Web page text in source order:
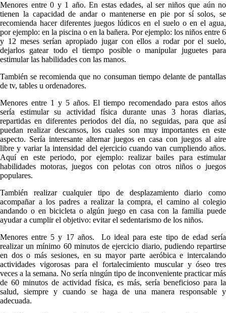
Menores entre 0 y 1 año. En estas edades, al ser niños que aún no
tienen la capacidad de andar o mantenerse en pie por sí solos, se
recomienda hacer diferentes juegos lúdicos en el suelo o en el agua,
por ejemplo: en la piscina o en la bañera. Por ejemplo: los niños entre 6
y 12 meses serían apropiado jugar con ellos a rodar por el suelo,
dejarlos gatear todo el tiempo posible o manipular juguetes para
estimular las habilidades con las manos.
También se recomienda que no consuman tiempo delante de pantallas
de tv, tables u ordenadores.
Menores entre 1 y 5 años. El tiempo recomendado para estos años
sería estimular su actividad física durante unas 3 horas diarias,
repartidas en diferentes periodos del día, no seguidas, para que así
puedan realizar descansos, los cuales son muy importantes en este
aspecto. Sería interesante alternar juegos en casa con juegos al aire
libre y variar la intensidad del ejercicio cuando van cumpliendo años.
Aquí en este periodo, por ejemplo: realizar bailes para estimular
habilidades motoras, juegos con pelotas con otros niños o juegos
populares.
También realizar cualquier tipo de desplazamiento diario como
acompañar a los padres a realizar la compra, el camino al colegio
andando o en bicicleta o algún juego en casa con la familia puede
ayudar a cumplir el objetivo: evitar el sedentarismo de los niños.
Menores entre 5 y 17 años. Lo ideal para este tipo de edad sería
realizar un mínimo 60 minutos de ejercicio diario, pudiendo repartirse
en dos o más sesiones, en su mayor parte aeróbica e intercalando
actividades vigorosas para el fortalecimiento muscular y óseo tres
veces a la semana. No sería ningún tipo de inconveniente practicar más
de 60 minutos de actividad física, es más, sería beneficioso para la
salud, siempre y cuando se haga de una manera responsable y
adecuada.